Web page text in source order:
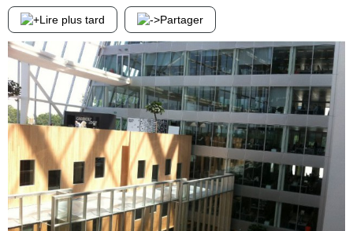
Lire plus tard Partager